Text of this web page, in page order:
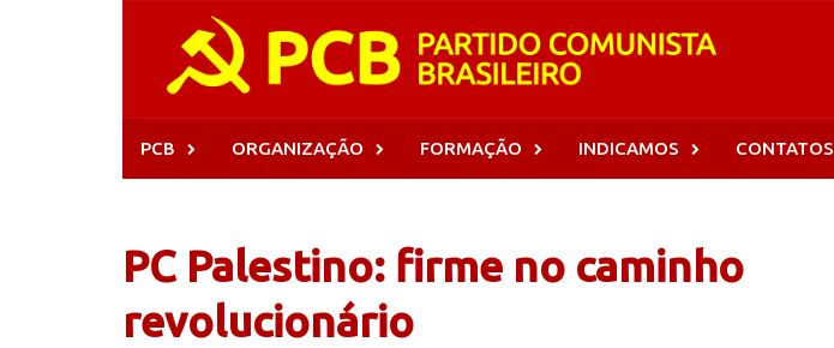
PCB ORGANIZAÇÃO FORMAÇÃO INDICAMOS CONTATOS
PC Palestino: firme no caminho
revolucionário